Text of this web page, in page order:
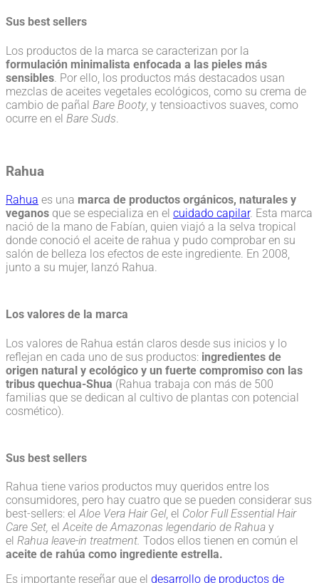
Sus best sellers
Los productos de la marca se caracterizan por la
formulación minimalista enfocada a las pieles más
sensibles . Por ello, los productos más destacados usan
mezclas de aceites vegetales ecológicos, como su crema de
cambio de pañal Bare Booty, y tensioactivos suaves, como
ocurre en el Bare Suds
Rahua
Rahua es una marca de productos orgánicos, naturales y
veganos que se especializa en el cuidado capilar. Esta marca
nació de la mano de Fabían, quien viajó a la selva tropical
donde conoció el aceite de rahua y pudo comprobar en su
salón de belleza los efectos de este ingrediente. En 2008,
junto a su mujer, lanzó Rahua.
Los valores de la marca
Los valores de Rahua están claros desde sus inicios y lo
reflejan en cada uno de sus productos: ingredientes de
origen natural y ecológico y un fuerte compromiso con las
tribus quechua-Shua (Rahua trabaja con más de 500
familias que se dedican al cultivo de plantas con potencial
cosmético).
Sus best sellers
Rahua tiene varios productos muy queridos entre los
consumidores, pero hay cuatro que se pueden considerar sus
best-sellers: elAloe Vera Hair Gel, el Color Full Essential Hair
Care Set, elAceite de Amazonas legendario de Rahua y
el Rahua leave-in treatment. Todos ellos tienen en común el
aceite de rahúa como ingrediente estrella.
Es importante reseñar que el desarrollo de productos de